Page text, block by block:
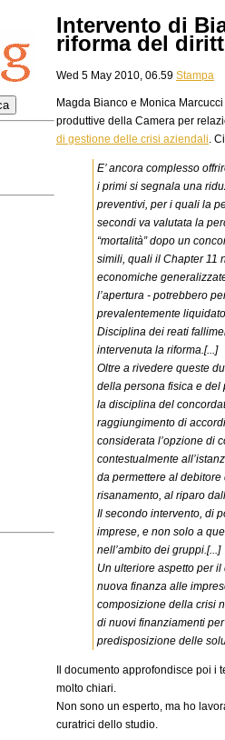
Intervento di
riforma del
Wed 5 May 2010, 06.59 Stampa
Magda Bianco e Monica
produttive della Camera per
di gestione delle crisi aziendali.
E’ ancora complesso
i primi si segnala una
preventivi, per i quali la
secondi va valutata la
“mortalità” dopo un
simili, quali il Chapter 11
economiche
l’apertura - potrebbero
prevalentemente
Disciplina dei reati
intervenuta la riforma.[...]
Oltre a rivedere queste
della persona fisica e del
la disciplina del
raggiungimento di
considerata l’opzione di
contestualmente
da permettere al
risanamento, al riparo
Il secondo intervento, di
imprese, e non solo a
nell’ambito dei gruppi.[...]
Un ulteriore aspetto per
nuova finanza alle
composizione della crisi
di nuovi finanziamenti
predisposizione delle
Il documento approfondisce poi
molto chiari.
Non sono un esperto, ma ho
curatrici dello studio.